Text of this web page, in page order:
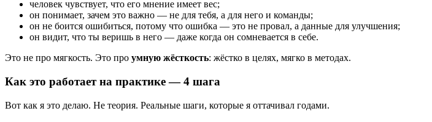
человек чувствует, что его мнение имеет вес;
он понимает, зачем это важно — не для тебя, а для него и команды;
он не боится ошибиться, потому что ошибка — это не провал, а данные для улучшения;
он видит, что ты веришь в него — даже когда он сомневается в себе.
Это не про мягкость. Это про умную жёсткость: жёстко в целях, мягко в методах.
Как это работает на практике — 4 шага
Вот как я это делаю. Не теория. Реальные шаги, которые я оттачивал годами.